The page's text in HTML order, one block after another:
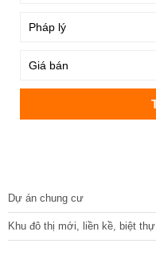
Dự án chung cư
Khu đô thị mới, liền kề, biệt thự